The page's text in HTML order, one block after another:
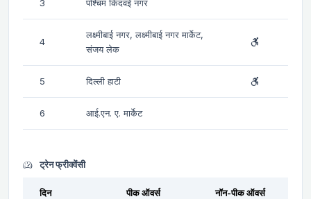
3 पश्चिम किदवई नगर
4
लक्ष्मीबाई नगर, लक्ष्मीबाई नगर मार्केट,
संजय लेक
5 दिल्ली हाटी
6 आई.एन. ए. मार्केट
ट्रेन फ्रीक्वेंसी
दिन पीक ऑवर्स नॉन-पीक ऑवर्स